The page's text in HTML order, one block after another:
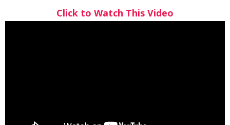
Click to Watch This Video